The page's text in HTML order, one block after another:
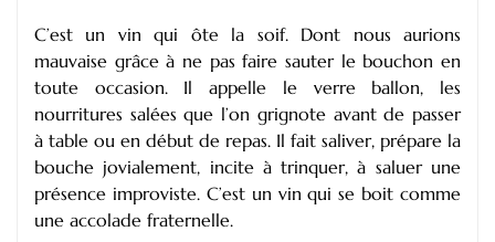
C’est un vin qui ôte la soif. Dont nous aurions
mauvaise grâce à ne pas faire sauter le bouchon en
toute occasion. Il appelle le verre ballon, les
nourritures salées que l’on grignote avant de passer
à table ou en début de repas. Il fait saliver, prépare la
bouche jovialement, incite à trinquer, à saluer une
présence improviste. C’est un vin qui se boit comme
une accolade fraternelle.